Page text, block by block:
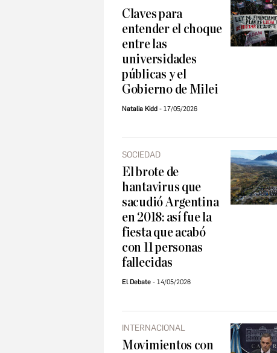
Claves para
entender el choque
entre las
universidades
públicas y el
Gobierno de Milei
Natalia Kidd 17/05/2026
SOCIEDAD
El brote de
hantavirus que
sacudió Argentina
en 2018: así fue la
fiesta que acabó
con 11 personas
fallecidas
El Debate 14/05/2026
INTERNACIONAL
Movimientos con